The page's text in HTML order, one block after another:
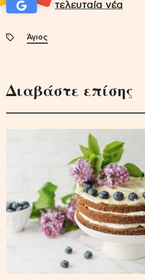
τελευταία νέα
Άγιος
Διαβάστε επίσης